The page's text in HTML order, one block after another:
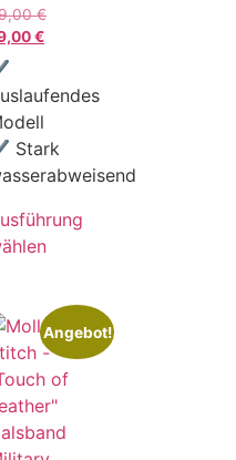
€
€
Stark
Angebot!